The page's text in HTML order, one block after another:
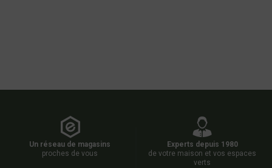
Un réseau de magasins
proches de vous
Experts depuis 1980
de votre maison et vos espaces
verts